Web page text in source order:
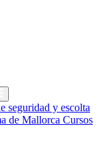
seguridad y escolta
de Mallorca Cursos